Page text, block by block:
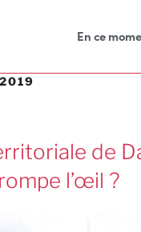
En ce
de
l’œil ?